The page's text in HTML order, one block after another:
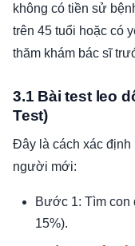
không có tiền sử
trên 45 tuổi hoặc có
thăm khám bác sĩ
3.1 Bài test leo
Test)
Đây là cách xác định
người mới:
Bước 1: Tìm con
15%).